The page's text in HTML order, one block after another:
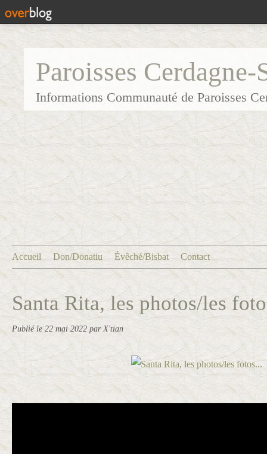
Paroisses
Informations Communauté de Paroisses
Accueil Don/Donatiu Évêché/Bisbat Contact
Santa Rita, les photos/les
Publié le 22 mai 2022 par X'tian